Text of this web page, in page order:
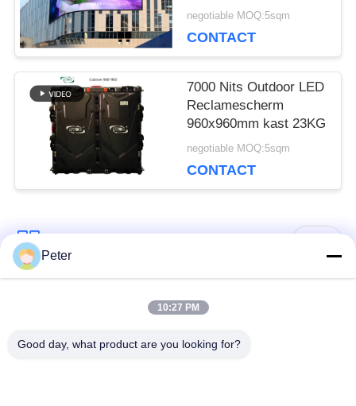
PRIVACYBELEID
Novastar Kaarten
negotiable MOQ:5sqm
CONTACT
7000 Nits Outdoor LED
Reclamescherm
960x960mm kast 23KG
negotiable MOQ:5sqm
CONTACT
populaire categorieën
Binnen vaste LED -
Peter
10:27 PM
Good day, what product are you looking for?